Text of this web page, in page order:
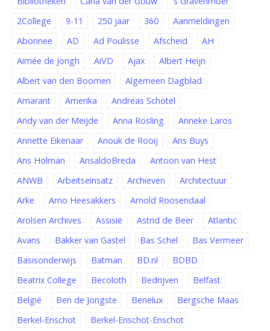
2College
9-11 250 jaar 360
Aanmeldingen
Abonnee
AD Ad Poulisse Afscheid
AH
Aimée de Jongh
AiVD Ajax
Albert Heijn
Albert van den Boomen
Algemeen Dagblad
Amarant
Amerika
Andreas Schotel
Andy van der Meijde
Anna Rosling
Anneke Laros
Annette Eikenaar
Anouk de Rooij
Ans Buys
Ans Holman
AnsaldoBreda
Antoon van Hest
ANWB
Arbeitseinsatz Archieven
Architectuur
Arke
Arno Heesakkers
Arnold Roosendaal
Arolsen Archives
Assisië Astrid de Beer
Atlantic
Avans
Bakker van Gastel Bas Schel
Bas Vermeer
Basisonderwijs
Batman BD.nl
BDBD
Beatrix College
Becoloth Bedrijven
Belfast
België
Ben de Jongste Benelux
Bergsche Maas
Berkel-Enschot
Berkel-Enschot-Enschot